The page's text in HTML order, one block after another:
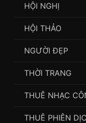
HỘI NGHỊ
HỘI THẢO
NGƯỜI ĐẸP
THỜI TRANG
THUÊ NHẠC
THUÊ PHIÊN